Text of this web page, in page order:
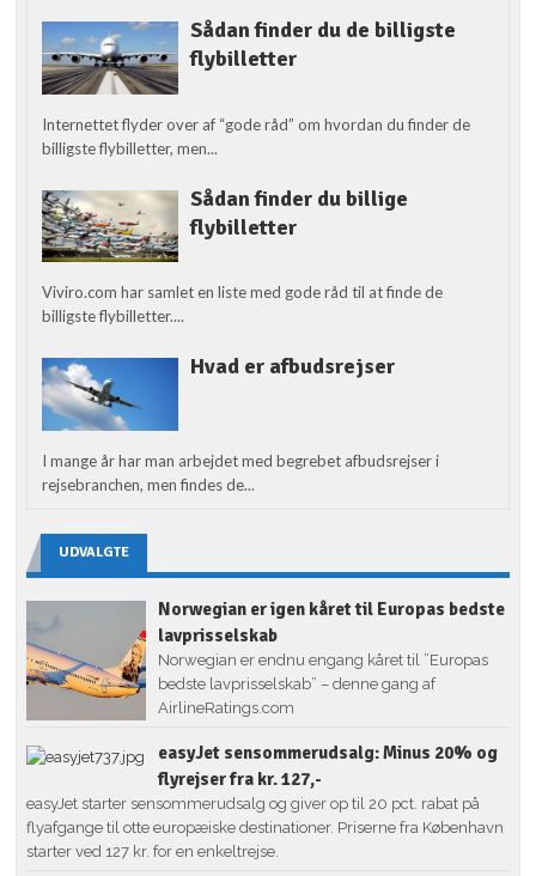
Sådan finder du de billigste
flybilletter
Internettet flyder over af “gode råd” om hvordan du finder de
billigste flybilletter, men...
Sådan finder du billige
flybilletter
Viviro.com har samlet en liste med gode råd til at finde de
billigste flybilletter....
Hvad er afbudsrejser
I mange år har man arbejdet med begrebet afbudsrejser i
rejsebranchen, men findes de...
UDVALGTE
Norwegian er igen kåret til Europas bedste
lavprisselskab
Norwegian er endnu engang kåret til ”Europas
bedste lavprisselskab” – denne gang af
AirlineRatings.com
easyJet sensommerudsalg: Minus 20% og
flyrejser fra kr. 127,-
easyJet starter sensommerudsalg og giver op til 20 pct. rabat på
flyafgange til otte europæiske destinationer. Priserne fra København
starter ved 127 kr. for en enkeltrejse.